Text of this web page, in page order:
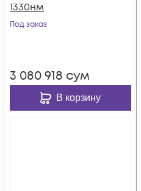
1330нм
Под заказ
3 080 918 сум
В корзину